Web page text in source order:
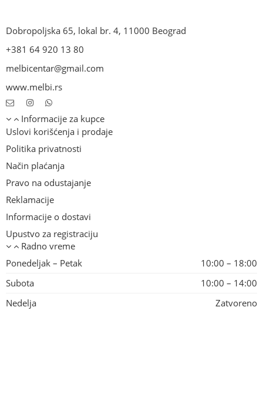
Dobropoljska 65, lokal br. 4, 11000 Beograd
+381 64 920 13 80
melbicentar@gmail.com
www.melbi.rs
Informacije za kupce
Uslovi korišćenja i prodaje
Politika privatnosti
Način plaćanja
Pravo na odustajanje
Reklamacije
Informacije o dostavi
Upustvo za registraciju
Radno vreme
Ponedeljak – Petak
10:00 – 18:00
Subota
10:00 – 14:00
Nedelja
Zatvoreno